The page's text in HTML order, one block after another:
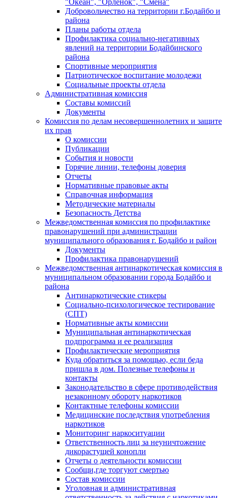
"Океан", "Орленок", "Смена"
Добровольчество на территории г.Бодайбо и
района
Планы работы отдела
Профилактика социально-негативных
явлений на территории Бодайбинского
района
Спортивные мероприятия
Патриотическое воспитание молодежи
Социальные проекты отдела
Административная комиссия
Составы комиссий
Документы
Комиссия по делам несовершеннолетних и защите
их прав
О комиссии
Публикации
События и новости
Горячие линии, телефоны доверия
Отчеты
Нормативные правовые акты
Справочная информация
Методические материалы
Безопасность Детства
Межведомственная комиссия по профилактике
правонарушений при администрации
муниципального образования г. Бодайбо и район
Документы
Профилактика правонарушений
Межведомственная антинаркотическая комиссия в
муниципальном образовании города Бодайбо и
района
Антинаркотические стикеры
Социально-психологическое тестирование
(СПТ)
Нормативные акты комиссии
Муниципальная антинаркотическая
подпрограмма и ее реализация
Профилактические мероприятия
Куда обратиться за помощью, если беда
пришла в дом. Полезные телефоны и
контакты
Законодательство в сфере противодействия
незаконному обороту наркотиков
Контактные телефоны комиссии
Медицинские последствия употребления
наркотиков
Мониторинг наркоситуации
Ответственность лиц за неуничтожение
дикорастущей конопли
Отчеты о деятельности комиссии
Сообщи,где торгуют смертью
Состав комиссии
Уголовная и административная